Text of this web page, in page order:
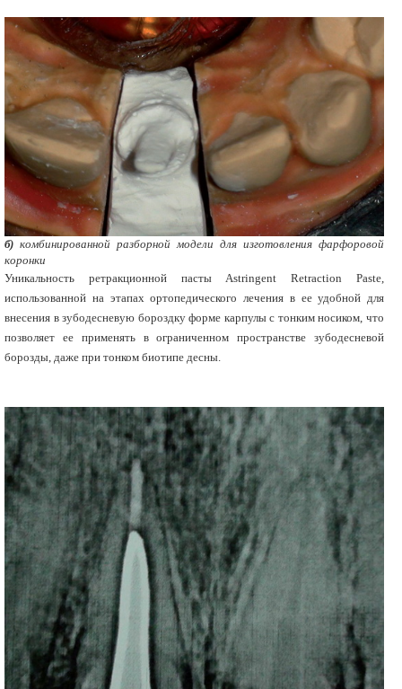
б) комбинированной разборной модели для изготовления фарфоровой
коронки
Уникальность ретракционной пасты Astringent Retraction Paste,
использованной на этапах ортопедического лечения в ее удобной для
внесения в зубодесневую бороздку форме карпулы с тонким носиком, что
позволяет ее применять в ограниченном пространстве зубодесневой
борозды, даже при тонком биотипе десны.